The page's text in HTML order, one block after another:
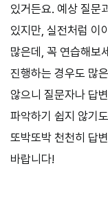
있거든요. 예상 질문
있지만, 실전처럼 이
많은데, 꼭 연습해보
진행하는 경우도 많
않으니 질문자나 답
파악하기 쉽지 않기
또박또박 천천히 답
바랍니다!